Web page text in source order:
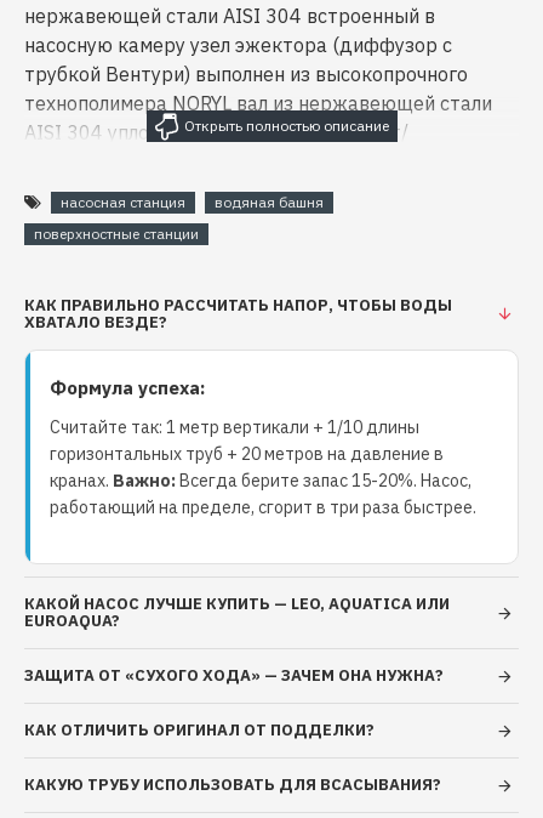
нержавеющей стали AISI 304 встроенный в
насосную камеру узел эжектора (диффузор с
трубкой Вентури) выполнен из высокопрочного
технополимера NORYL вал из нержавеющей стали
AISI 304 уплотнение торцовое – графит/
механическое гидроаккумулятор из углеродистой
стали, объемом 24 л укомплектована кабелем
питания. Двигатель: асинхронный двухполюсный с
степень защиты IP44 класс нагревостойкости
изоляции В однофазное исполнение с
установленным в коробку выводов конденсатором
встроенная в обмотку двигателя защита от
перегрузок с автоматическим перезапуском
напряжение питания: 220 В, 50 Гц режим работы:
продолжительный. Ограничения: перекачиваемая
жидкость: вода или другие жидкости, сходные с
минерализация воды, не более 1500 г/м3
показатель рН 6,5 – 9,5 содержание механических
примесей, не более 0,01 % максимальный размер
частиц, не более 0,2 мм максимальная температура
перекачиваемой жидкости: +40°С максимальная
максимальное рабочее давление: 0,6 МПа (6 бар)
насосная станция
водяная башня
поверхностные станции
КАК ПРАВИЛЬНО РАССЧИТАТЬ НАПОР, ЧТОБЫ ВОДЫ
ХВАТАЛО ВЕЗДЕ?
Формула успеха:
Считайте так: 1 метр вертикали + 1/10 длины
горизонтальных труб + 20 метров на давление в
кранах. Важно:Всегда берите запас 15-20%. Насос,
работающий на пределе, сгорит в три раза быстрее.
КАКОЙ НАСОС ЛУЧШЕ КУПИТЬ — LEO, AQUATICA ИЛИ
EUROAQUA?
ЗАЩИТА ОТ «СУХОГО ХОДА» — ЗАЧЕМ ОНА НУЖНА?
КАК ОТЛИЧИТЬ ОРИГИНАЛ ОТ ПОДДЕЛКИ?
КАКУЮ ТРУБУ ИСПОЛЬЗОВАТЬ ДЛЯ ВСАСЫВАНИЯ?